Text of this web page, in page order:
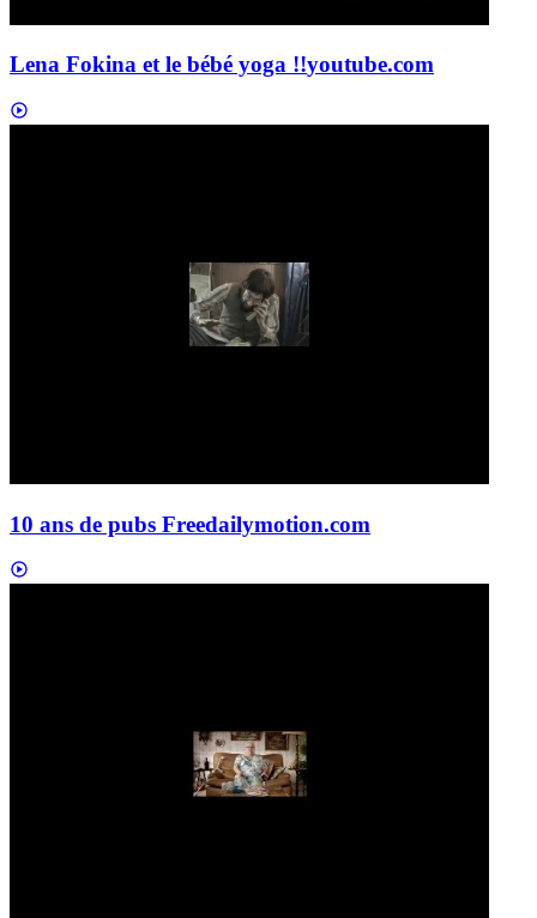
Lena Fokina et le bébé yoga !!youtube.com
10 ans de pubs Freedailymotion.com